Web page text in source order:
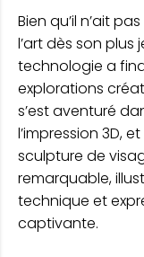
Bien qu’il n’ait
l’art dès son
technologie a
explorations
s’est aventuré
l’impression 3D,
sculpture de
remarquable,
technique et
captivante.